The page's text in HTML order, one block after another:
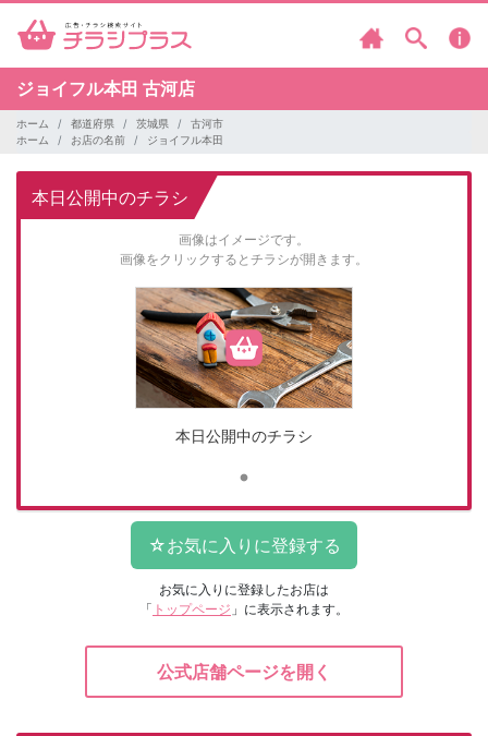
ジョイフル本田 古河店
ホーム 都道府県 茨城県
古河市
ホーム
お店の名前 ジョイフル本田
本日公開中のチラシ
画像はイメージです。
画像をクリックするとチラシが開きます。
本日公開中のチラシ
お気に入りに登録したお店は
「 トップページ 」に表示されます。
公式店舗ページを開く